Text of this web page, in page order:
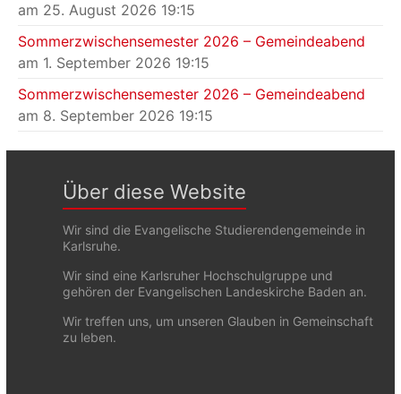
am 25. August 2026 19:15
Sommerzwischensemester 2026 – Gemeindeabend
am 1. September 2026 19:15
Sommerzwischensemester 2026 – Gemeindeabend
am 8. September 2026 19:15
Über diese Website
Wir sind die Evangelische Studierendengemeinde in
Karlsruhe.
Wir sind eine Karlsruher Hochschulgruppe und
gehören der Evangelischen Landeskirche Baden an.
Wir treffen uns, um unseren Glauben in Gemeinschaft
zu leben.